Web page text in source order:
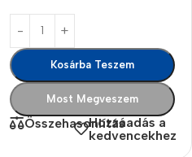
Kosárba Teszem
Most Megveszem
ÖsszehasonlításHozzáadás a
kedvencekhez